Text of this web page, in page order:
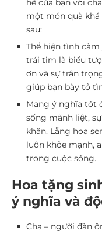
hệ của bạn với
một món quà
sau:
Thể hiện tình
trái tim là biểu
ơn và sự trân
giúp bạn bày tỏ
Mang ý nghĩa tốt
sống mãnh liệt,
khăn. Lẵng hoa
luôn khỏe mạnh,
trong cuộc sống.
Hoa tặng
ý nghĩa và
Cha – người đàn